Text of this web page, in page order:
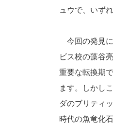
ュウで、いず
今回の発見
ビス校の藻谷
重要な転換期
ます。しかし
ダのブリティ
時代の魚竜化